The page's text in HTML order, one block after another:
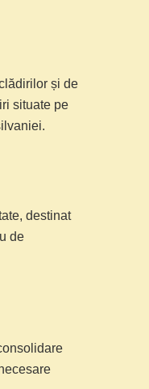
și de
situate pe
destinat
de